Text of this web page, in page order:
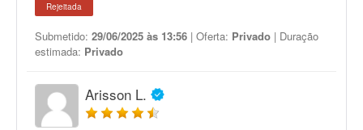
Rejeitada
Submetido: 29/06/2025 às 13:56 | Oferta: Privado | Duração
estimada: Privado
Arisson L.